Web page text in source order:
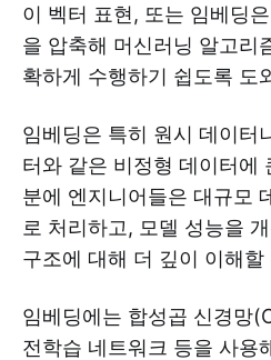
이 벡터 표현, 또는 임베딩
을 압축해 머신러닝 알고리
확하게 수행하기 쉽도록 도
임베딩은 특히 원시 데이터
터와 같은 비정형 데이터에
분에 엔지니어들은 대규모
로 처리하고, 모델 성능을
구조에 대해 더 깊이 이해할
임베딩에는 합성곱 신경망
전학습 네트워크 등을 사용